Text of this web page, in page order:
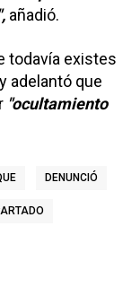
añadió.
todavía existes
adelantó que
"ocultamiento
DENUNCIÓ